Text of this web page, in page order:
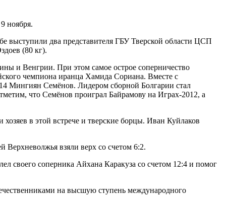
ноября.
выступили два представителя ГБУ Тверской области ЦСП
(80 кг).
и Венгрии. При этом самое острое соперничество
чемпиона иранца Хамида Сориана. Вместе с
Мингиян Семёнов. Лидером сборной Болгарии стал
что Семёнов проиграл Байрамову на Играх-2012, а
в этой встрече и тверские борцы. Иван Куйлаков
Верхневолжья взяли верх со счетом 6:2.
своего соперника Айхана Каракуза со счетом 12:4 и помог
на высшую ступень международного